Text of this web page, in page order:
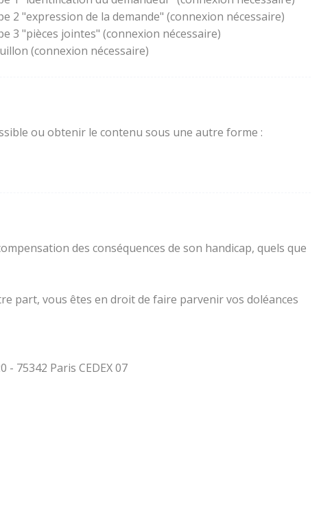
"expression de la demande" (connexion nécessaire)
3 "pièces jointes" (connexion nécessaire)
(connexion nécessaire)
ou obtenir le contenu sous une autre forme :
des conséquences de son handicap, quels que
part, vous êtes en droit de faire parvenir vos doléances
75342 Paris CEDEX 07